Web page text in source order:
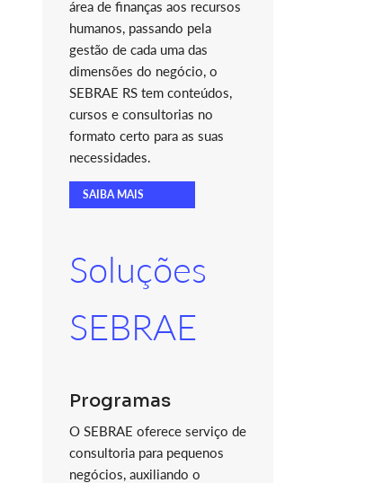
área de finanças aos recursos
humanos, passando pela
gestão de cada uma das
dimensões do negócio, o
SEBRAE RS tem conteúdos,
cursos e consultorias no
formato certo para as suas
necessidades.
SAIBA MAIS
Soluções
SEBRAE
Programas
O SEBRAE oferece serviço de
consultoria para pequenos
negócios, auxiliando o